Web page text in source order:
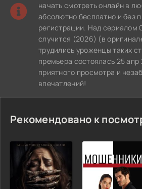
начать смотреть онлайн в
абсолютно бесплатно и без
регистрации. Над сериалом
случится (2026) (в
трудились уроженцы таких
премьера состоялась 25
приятного просмотра и
впечатлений!
Рекомендовано к